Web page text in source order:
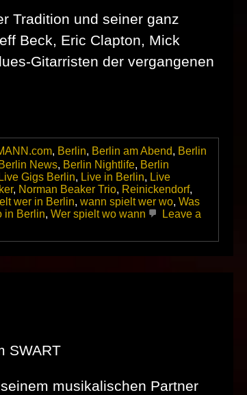
Tradition und seiner ganz
Beck, Eric Clapton, Mick
der vergangenen
, Berlin, Berlin am Abend, Berlin
Berlin News, Berlin Nightlife, Berlin
Live Gigs Berlin, Live in Berlin, Live
, Norman Beaker Trio, Reinickendorf,
wer in Berlin, wann spielt wer wo, Was
in Berlin, Wer spielt wo wann
Leave a
SWART
musikalischen Partner